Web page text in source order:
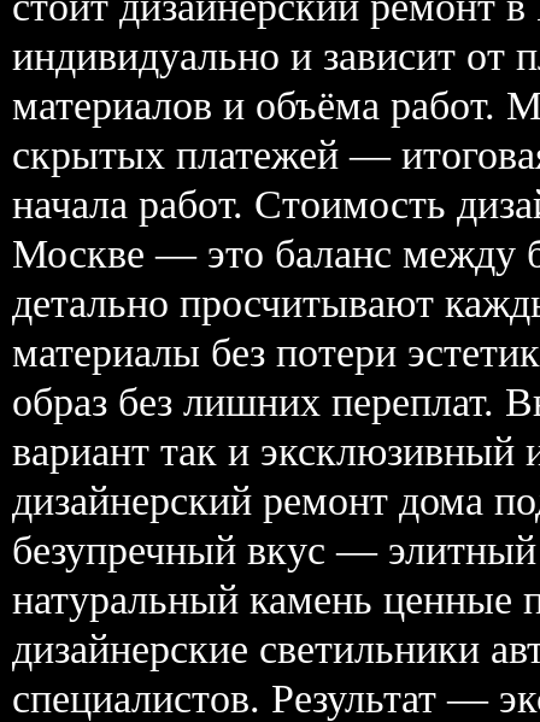
индивидуально и зависит от
материалов и объёма работ.
скрытых платежей —
начала работ. Стоимость
Москве — это баланс
детально просчитывают
материалы без потери
образ без лишних переплат.
вариант так и эксклюзивный
дизайнерский ремонт дома
безупречный вкус —
натуральный камень ценные
дизайнерские светильники
специалистов. Результат —